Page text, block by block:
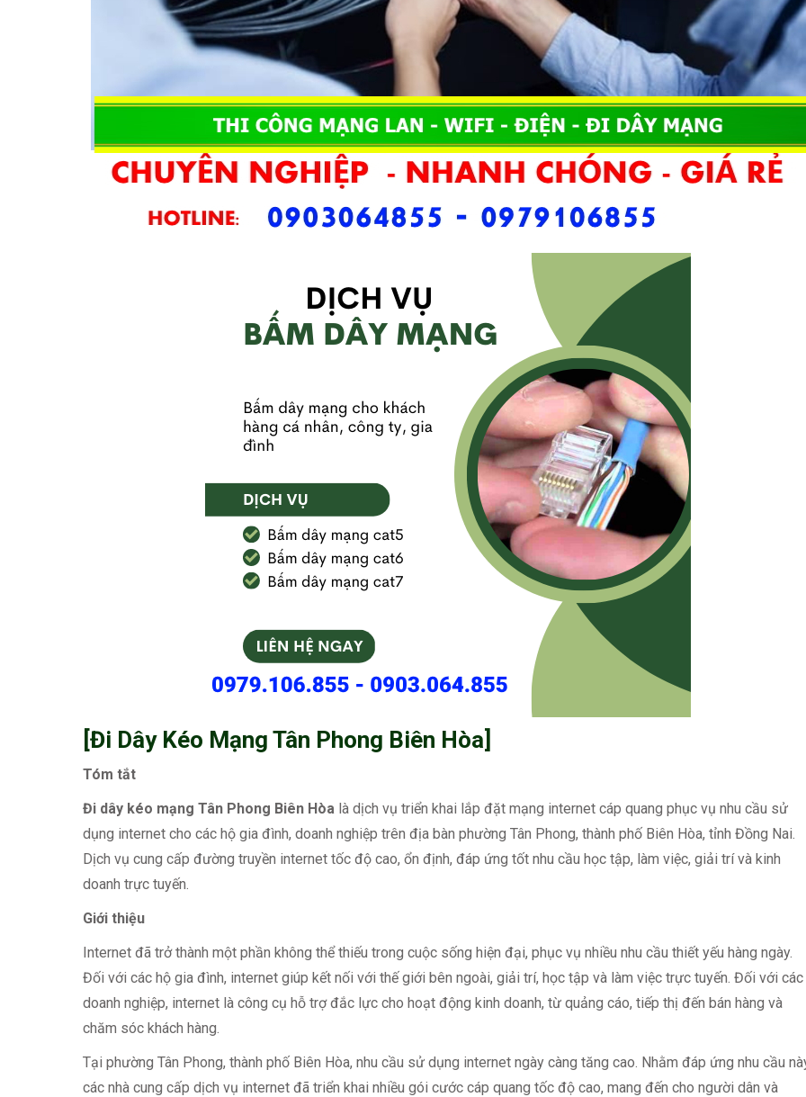
[Đi Dây Kéo Mạng Tân Phong Biên Hòa]
Tóm tắt
Đi dây kéo mạng Tân Phong Biên Hòa là dịch vụ triển khai lắp đặt mạng internet cáp quang phục vụ nhu cầu sử
dụng internet cho các hộ gia đình, doanh nghiệp trên địa bàn phường Tân Phong, thành phố Biên Hòa, tỉnh Đồng Nai.
Dịch vụ cung cấp đường truyền internet tốc độ cao, ổn định, đáp ứng tốt nhu cầu học tập, làm việc, giải trí và kinh
doanh trực tuyến.
Giới thiệu
Internet đã trở thành một phần không thể thiếu trong cuộc sống hiện đại, phục vụ nhiều nhu cầu thiết yếu hàng ngày.
Đối với các hộ gia đình, internet giúp kết nối với thế giới bên ngoài, giải trí, học tập và làm việc trực tuyến. Đối với các
doanh nghiệp, internet là công cụ hỗ trợ đắc lực cho hoạt động kinh doanh, từ quảng cáo, tiếp thị đến bán hàng và
chăm sóc khách hàng.
Tại phường Tân Phong, thành phố Biên Hòa, nhu cầu sử dụng internet ngày càng tăng cao. Nhằm đáp ứng nhu cầu
các nhà cung cấp dịch vụ internet đã triển khai nhiều gói cước cáp quang tốc độ cao, mang đến cho người dân và